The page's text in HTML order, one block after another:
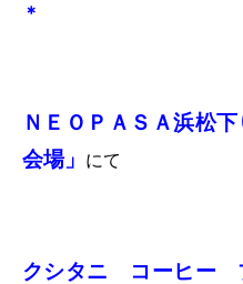
＊
ＮＥＯＰＡＳＡ浜松
会場」 にて
クシタニ コーヒー